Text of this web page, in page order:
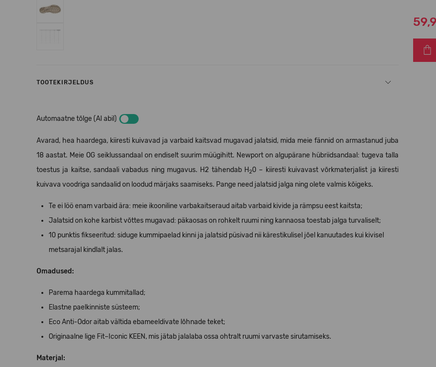
TOOTEKIRJELDUS
Automaatne tõlge (AI abil)
Avarad, hea haardega, kiiresti kuivavad ja varbaid kaitsvad mugavad jalatsid, mida meie fännid on armastanud juba
18 aastat. Meie OG seiklussandaal on endiselt suurim müügihitt. Newport on algupärane hübriidsandaal: tugeva talla
toestus ja kaitse, sandaali vabadus ning mugavus. H2 tähendab H20 – kiiresti kuivavast võrkmaterjalist ja kiiresti
kuivava voodriga sandaalid on loodud märjaks saamiseks. Pange need jalatsid jalga ning olete valmis kõigeks.
Te ei löö enam varbaid ära: meie ikooniline varbakaitseraud aitab varbaid kivide ja rämpsu eest kaitsta;
Jalatsid on kohe karbist võttes mugavad: päkaosas on rohkelt ruumi ning kannaosa toestab jalga turvaliselt;
10 punktis fikseeritud: siduge kummipaelad kinni ja jalatsid püsivad nii kärestikulisel jõel kanuutades kui kivisel
metsarajal kindlalt jalas.
Omadused:
Parema haardega kummitallad;
Elastne paelkinniste süsteem;
Eco Anti-Odor aitab vältida ebameeldivate lõhnade teket;
Originaalne lige Fit–Iconic KEEN, mis jätab jalalaba ossa ohtralt ruumi varvaste sirutamiseks.
Materjal: